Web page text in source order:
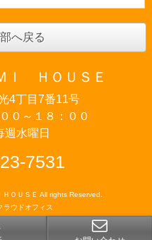
へ戻る
Ｉ ＨＯＵＳＥ
4丁目7番11号
０～１８：００
週水曜日
7531
ＯＵＳＥ All rights Reserved.
ウドオフィス